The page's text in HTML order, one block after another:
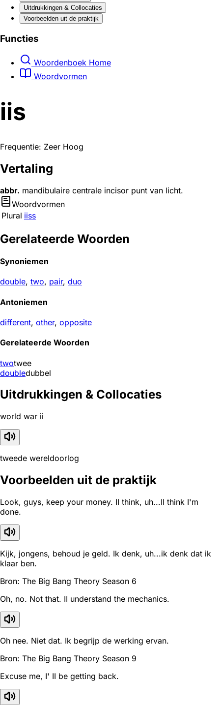
Uitdrukkingen & Collocaties
Voorbeelden uit de praktijk
Functies
Woordenboek Home
Woordvormen
iis
Frequentie: Zeer Hoog
Vertaling
abbr. mandibulaire centrale incisor punt van licht.
Woordvormen
Plural iiss
Gerelateerde Woorden
Synoniemen
double, two, pair, duo
Antoniemen
different, other, opposite
Gerelateerde Woorden
twotwee
doubledubbel
Uitdrukkingen & Collocaties
world war ii
tweede wereldoorlog
Voorbeelden uit de praktijk
Look, guys, keep your money. II think, uh...II think I'm
done.
Kijk, jongens, behoud je geld. Ik denk, uh...ik denk dat ik
klaar ben.
Bron: The Big Bang Theory Season 6
Oh, no. Not that. II understand the mechanics.
Oh nee. Niet dat. Ik begrijp de werking ervan.
Bron: The Big Bang Theory Season 9
Excuse me, I' II be getting back.